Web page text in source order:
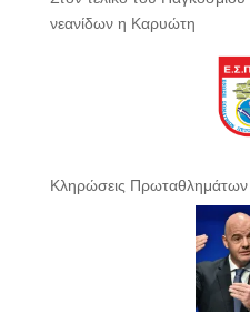
νεανίδων η Καρυώτη
Κληρώσεις